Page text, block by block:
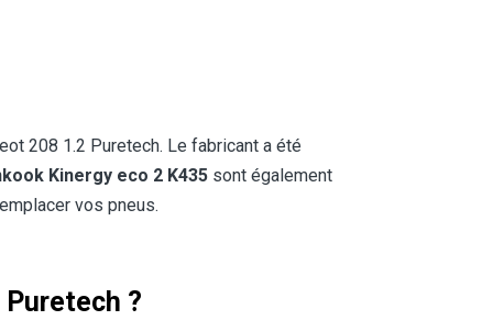
208 1.2 Puretech. Le fabricant a été
Kinergy eco 2 K435 sont également
vos pneus.
?